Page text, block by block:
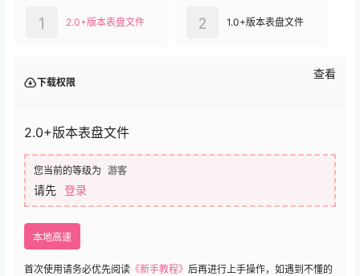
2.0+版本表盘文件
1 1.0+版本表盘文件
2
下载权限
查看
2.0+版本表盘文件
您当前的等级为 游客
请先 登录
本地高速
首次使用请务必优先阅读 《新手教程》 后再进行上手操作，如遇到不懂的